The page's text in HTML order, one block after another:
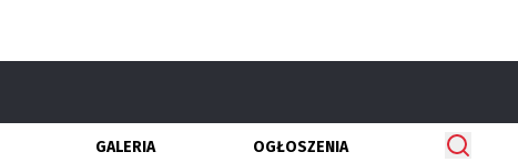
GALERIA OGŁOSZENIA